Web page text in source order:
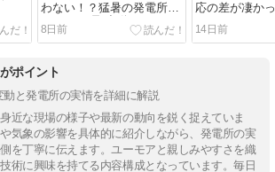
わない！？猛暑の発電所
で“まさお君”出動！d(^-^)
8日前
応の差が凄か
14日前
ポイント
動と発電所の実情を詳細に解説
近な現場の様子や最新の動向を鋭く捉えていま
気象の影響を具体的に紹介しながら、発電所の実
を丁寧に伝えます。ユーモアと親しみやすさを織
術に興味を持てる内容構成となっています。毎日